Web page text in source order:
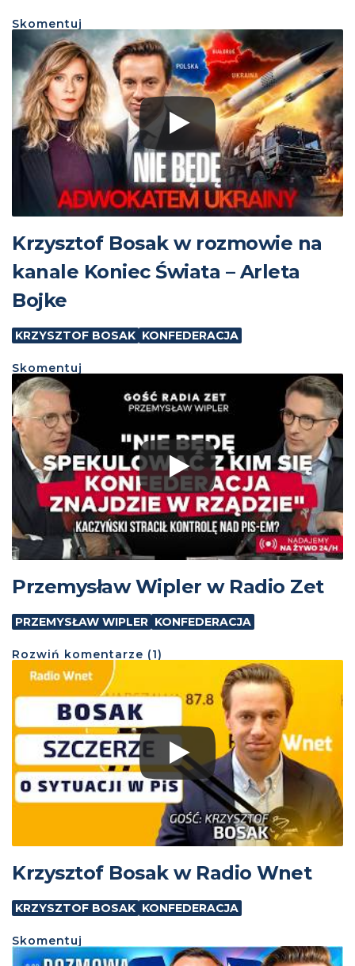
Skomentuj
Krzysztof Bosak w rozmowie na
kanale Koniec Świata – Arleta
Bojke
KRZYSZTOF BOSAK KONFEDERACJA
Skomentuj
Przemysław Wipler w Radio Zet
PRZEMYSŁAW WIPLER KONFEDERACJA
Rozwiń komentarze (1)
Krzysztof Bosak w Radio Wnet
KRZYSZTOF BOSAK KONFEDERACJA
Skomentuj